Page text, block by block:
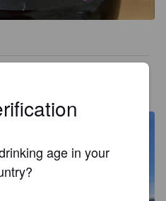
age in your